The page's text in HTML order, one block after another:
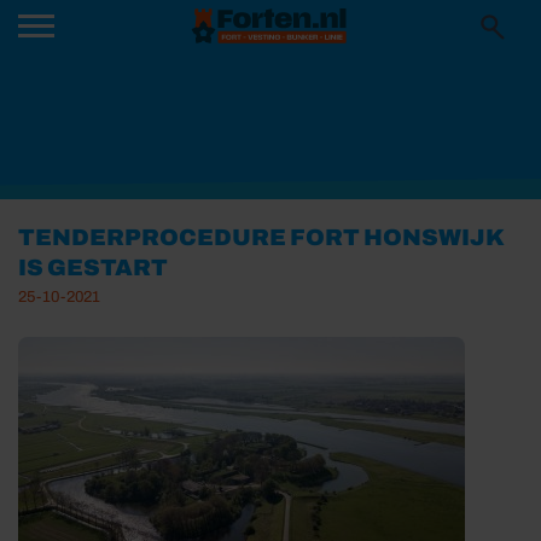
TENDERPROCEDURE FORT HONSWIJK
IS GESTART
25-10-2021